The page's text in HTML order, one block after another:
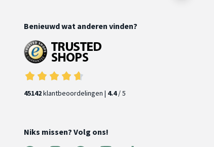
Benieuwd wat anderen vinden?
45142klantbeoordelingen | 4.4/ 5
Niks missen? Volg ons!